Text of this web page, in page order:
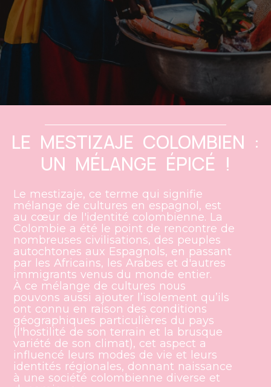
LE MESTIZAJE COLOMBIEN :
UN MÉLANGE ÉPICÉ !
Le mestizaje, ce terme qui signifie
mélange de cultures en espagnol, est
au cœur de l'identité colombienne. La
Colombie a été le point de rencontre de
nombreuses civilisations, des peuples
autochtones aux Espagnols, en passant
par les Africains, les Arabes et d'autres
immigrants venus du monde entier.
À ce mélange de cultures nous
pouvons aussi ajouter l’isolement qu’ils
ont connu en raison des conditions
géographiques particulières du pays
(l'hostilité de son terrain et la brusque
variété de son climat), cet aspect a
influencé leurs modes de vie et leurs
identités régionales, donnant naissance
à une société colombienne diverse et